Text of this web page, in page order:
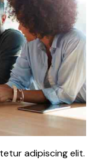
adipiscing elit.